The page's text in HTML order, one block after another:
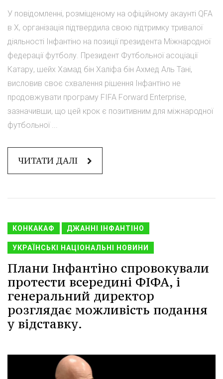
У повідомленні, розміщеному на офіційному акаунті QFA
в X, організація підтвердила свою підтримку тривалої
діяльності Інфантіно на позиції президента Міжнародної
федерації футболу. Президент Футбольної асоціації
Катару, шейх Хамад бін Халіфа бін Ахмед Аль Тані,
висловив своє схвалення рішення Інфантіно не
продовжувати програму FIFA Forward Enterprise,
зазначивши, що цей крок є позитивним для міжнародної
футбольної ...
ЧИТАТИ ДАЛІ
КОНКАКАФ ДЖАННІ ІНФАНТІНО
УКРАЇНСЬКІ НАЦІОНАЛЬНІ НОВИНИ
Плани Інфантіно спровокували
протести всередині ФІФА, і
генеральний директор
розглядає можливість подання
у відставку.